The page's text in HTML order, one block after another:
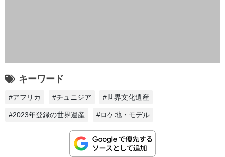
キーワード
#アフリカ #チュニジア #世界文化遺産
#2023年登録の世界遺産 #ロケ地・モデル